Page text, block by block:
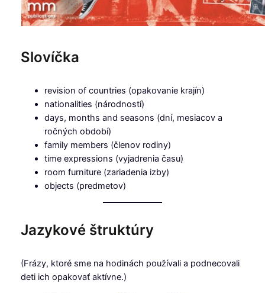
Slovíčka
revision of countries (opakovanie krajín)
nationalities (národností)
days, months and seasons (dní, mesiacov a
ročných období)
family members (členov rodiny)
time expressions (vyjadrenia času)
room furniture (zariadenia izby)
objects (predmetov)
Jazykové štruktúry
(Frázy, ktoré sme na hodinách používali a podnecovali
deti ich opakovať aktívne.)